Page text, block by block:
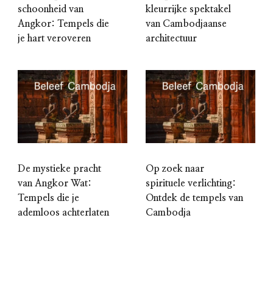
schoonheid van
Angkor: Tempels die
je hart veroveren
kleurrijke spektakel
van Cambodjaanse
architectuur
De mystieke pracht
van Angkor Wat:
Tempels die je
ademloos achterlaten
Op zoek naar
spirituele verlichting:
Ontdek de tempels van
Cambodja